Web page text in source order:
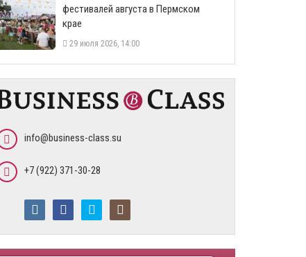
фестивалей августа в Пермском
крае
29 июля 2026, 14:00
info@business-class.su
+7 (922) 371-30-28